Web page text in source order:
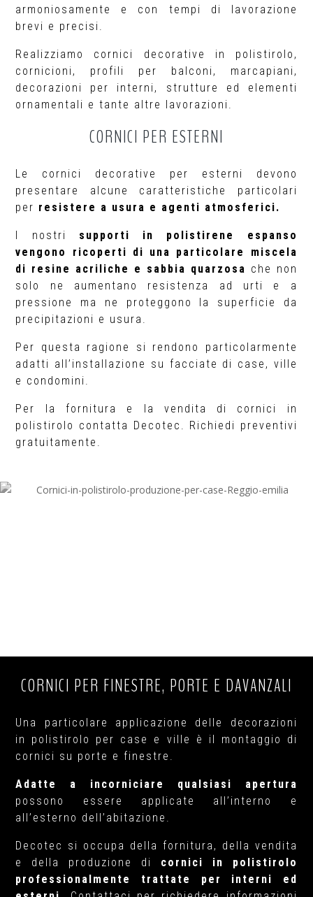
armoniosamente e con tempi di lavorazione
brevi e precisi.
Realizziamo cornici decorative in polistirolo,
cornicioni, profili per balconi, marcapiani,
decorazioni per interni, strutture ed elementi
ornamentali e tante altre lavorazioni.
CORNICI PER ESTERNI
Le cornici decorative per esterni devono
presentare alcune caratteristiche particolari
per resistere a usura e agenti atmosferici.
I nostri supporti in polistirene espanso
vengono ricoperti di una particolare miscela
di resine acriliche e sabbia quarzosa che non
solo ne aumentano resistenza ad urti e a
pressione ma ne proteggono la superficie da
precipitazioni e usura.
Per questa ragione si rendono particolarmente
adatti all’installazione su facciate di case, ville
e condomini.
Per la fornitura e la vendita di cornici in
polistirolo contatta Decotec. Richiedi preventivi
gratuitamente.
CORNICI PER FINESTRE, PORTE E DAVANZALI
Una particolare applicazione delle decorazioni
in polistirolo per case e ville è il montaggio di
cornici su porte e finestre.
Adatte a incorniciare qualsiasi apertura
possono essere applicate all’interno e
all’esterno dell’abitazione.
Decotec si occupa della fornitura, della vendita
e della produzione di
cornici in polistirolo
professionalmente trattate per interni ed